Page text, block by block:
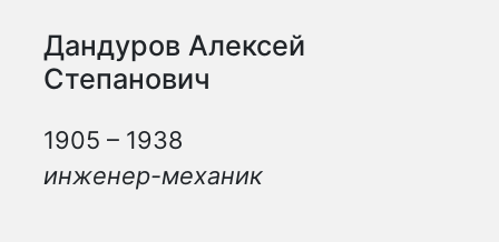
Дандуров Алексей
Степанович
1905 – 1938
инженер-механик